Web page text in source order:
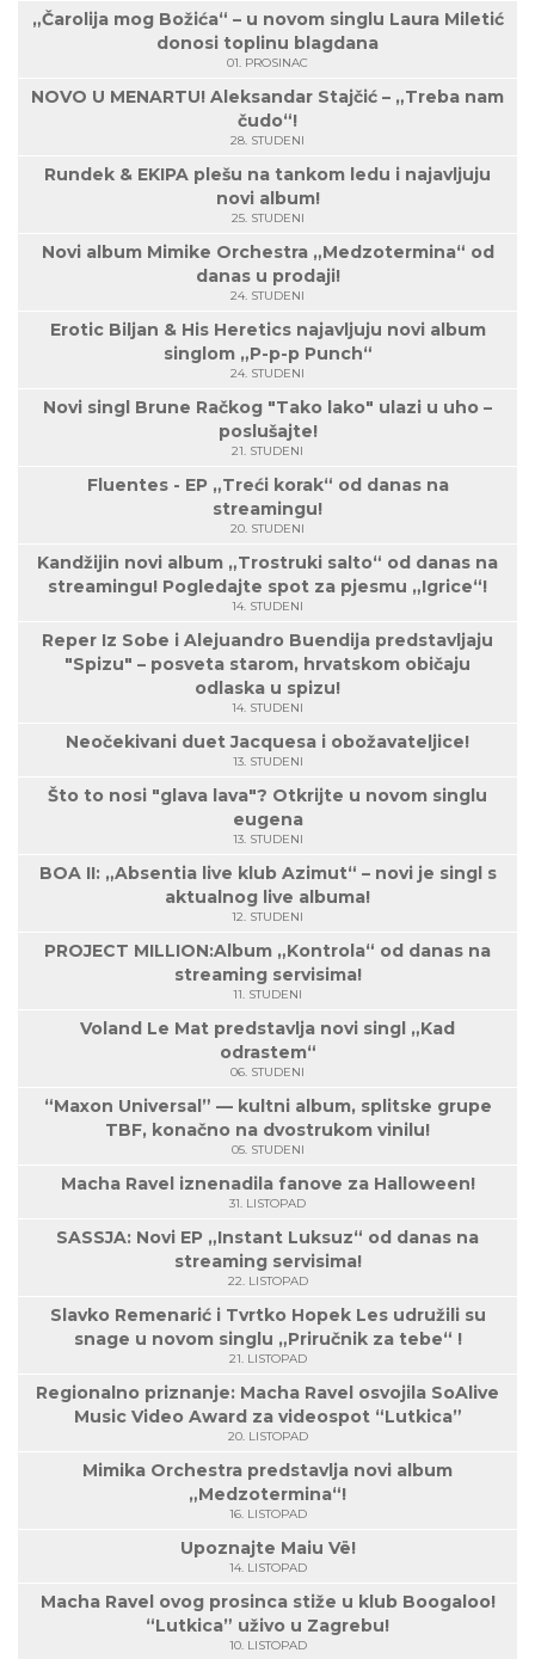
„Čarolija mog Božića“ – u novom singlu Laura Miletić
donosi toplinu blagdana
01. PROSINAC
NOVO U MENARTU! Aleksandar Stajčić – „Treba nam
čudo“!
28. STUDENI
Rundek & EKIPA plešu na tankom ledu i najavljuju
novi album!
25. STUDENI
Novi album Mimike Orchestra „Medzotermina“ od
danas u prodaji!
24. STUDENI
Erotic Biljan & His Heretics najavljuju novi album
singlom „P-p-p Punch“
24. STUDENI
Novi singl Brune Račkog "Tako lako" ulazi u uho –
poslušajte!
21. STUDENI
Fluentes - EP „Treći korak“ od danas na
streamingu!
20. STUDENI
Kandžijin novi album „Trostruki salto“ od danas na
streamingu! Pogledajte spot za pjesmu „Igrice“!
14. STUDENI
Reper Iz Sobe i Alejuandro Buendija predstavljaju
"Spizu" – posveta starom, hrvatskom običaju
odlaska u spizu!
14. STUDENI
Neočekivani duet Jacquesa i obožavateljice!
13. STUDENI
Što to nosi "glava lava"? Otkrijte u novom singlu
eugena
13. STUDENI
BOA II: „Absentia live klub Azimut“ – novi je singl s
aktualnog live albuma!
12. STUDENI
PROJECT MILLION:Album „Kontrola“ od danas na
streaming servisima!
11. STUDENI
Voland Le Mat predstavlja novi singl „Kad
odrastem“
06. STUDENI
“Maxon Universal” — kultni album, splitske grupe
TBF, konačno na dvostrukom vinilu!
05. STUDENI
Macha Ravel iznenadila fanove za Halloween!
31. LISTOPAD
SASSJA: Novi EP „Instant Luksuz“ od danas na
streaming servisima!
22. LISTOPAD
Slavko Remenarić i Tvrtko Hopek Les udružili su
snage u novom singlu „Priručnik za tebe“ !
21. LISTOPAD
Regionalno priznanje: Macha Ravel osvojila SoAlive
Music Video Award za videospot “Lutkica”
20. LISTOPAD
Mimika Orchestra predstavlja novi album
„Medzotermina“!
16. LISTOPAD
Upoznajte Maiu Vë!
14. LISTOPAD
Macha Ravel ovog prosinca stiže u klub Boogaloo!
“Lutkica” uživo u Zagrebu!
10. LISTOPAD